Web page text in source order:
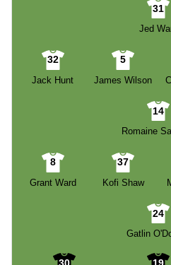
31
Jed
32
Jack Hunt
5
James Wilson
14
Romaine
8
Grant Ward
37
Kofi Shaw
24
Gatlin
30
19